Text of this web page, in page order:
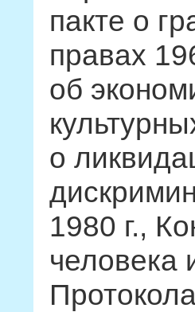
пакте о
правах
об
о
1980 г.,
человека